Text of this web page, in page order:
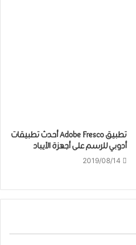
تطبيق Adobe Fresco أحدث تطبيقات
أدوبي ﻟﻠﺮﺳﻢ ﻋﻠﻰ ﺃﺟﻬﺰﺓ ﺍﻵﻳﺒﺎد
2019/08/14